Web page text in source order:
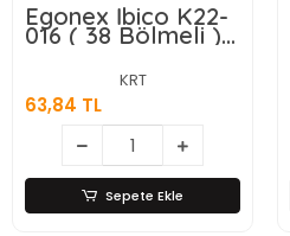
Egonex İbico K22-
016 ( 38 Bölmeli )
Mini & Petek
Plastik & Silikon
Buzluk
Renkli*24=k
KRT
63,84 TL
Sepete Ekle